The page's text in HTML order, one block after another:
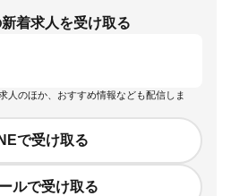
着求人を受け取る
人のほか、おすすめ情報なども配信しま
で受け取る
ルで受け取る